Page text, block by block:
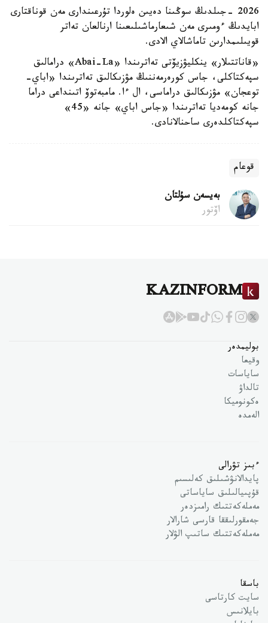
2026 -جىلدىڭ سوڭىنا دەيىن ەلوردا تۇرعىندارى مەن قوناقتارى
ابايدىڭ ءومىرى مەن شىعارماشىلىعىنا ارنالعان تەاتر
قويىلىمدارىن تاماشالاي الادى.
«قاناتتىلار» ينكليۋزيۆتى تەاترىندا «Abai-La» درامالىق
سپەكتاكلى، جاس كورەرمەننىڭ مۋزىكالىق تەاترىندا «اباي-
توعجان» مۋزىكالىق دراماسى، ال ءا. مامبەتوۆ اتىنداعى دراما
جانە كومەديا تەاترىندا «جاس اباي» جانە «45»
سپەكتاكلدەرى ساحنالانادى.
قوعام
بەيسەن سۇلتان
اۆتور
KAZINFORM
بوليمدەر
وقيعا
ساياسات
تالداۋ
ەكونوميكا
الەمدە
ءبىز تۋرالى
پايدالانۋشىلىق كەلىسىم
قۇپىيالىلىق ساياساتى
مەملەكەتتىك رامىزدەر
جەمقورلىققا قارسى شارالار
مەملەكەتتىك ساتىپ الۋلار
باسقا
سايت كارتاسى
بايلانىس